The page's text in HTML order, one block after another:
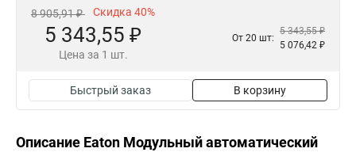
8 905,91 ₽ Скидка 40%
5 343,55 ₽
Цена за 1 шт.
От 20 шт:
5 343,55 ₽
5 076,42 ₽
Быстрый заказ В корзину
Описание Eaton Модульный автоматический